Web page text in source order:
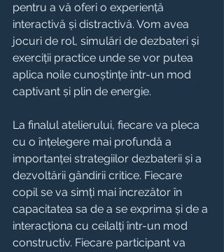
pentru a vă oferi o experiență
interactivă și distractivă. Vom avea
jocuri de rol, simulări de dezbateri și
exerciții practice unde se vor putea
aplica noile cunoștințe într-un mod
captivant și plin de energie.
La finalul atelierului, fiecare va pleca
cu o înțelegere mai profundă a
importanței strategiilor dezbaterii și a
dezvoltării gândirii critice. Fiecare
copil se va simți mai încrezător în
capacitatea sa de a se exprima și de a
interacționa cu ceilalți într-un mod
constructiv. Fiecare participant va